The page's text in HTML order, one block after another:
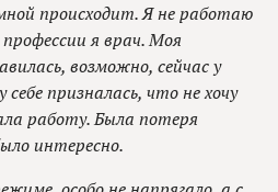
происходит. Я не работаю
я врач. Моя
возможно, сейчас у
призналась, что не хочу
работу. Была потеря
интересно.